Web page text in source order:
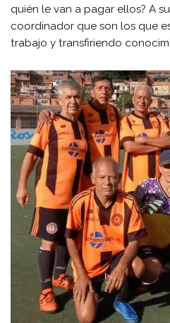
quién le van a pagar ellos? A
coordinador que son los que
trabajo y transfiriendo